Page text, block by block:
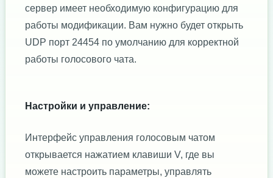
сервер имеет необходимую конфигурацию для
работы модификации. Вам нужно будет открыть
UDP порт 24454 по умолчанию для корректной
работы голосового чата.
Настройки и управление:
Интерфейс управления голосовым чатом
открывается нажатием клавиши V, где вы
можете настроить параметры, управлять